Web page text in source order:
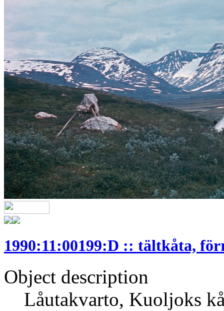
1990:11:00199:D :: tältkåta,
Object description
Låutakvarto, Kuoljoks